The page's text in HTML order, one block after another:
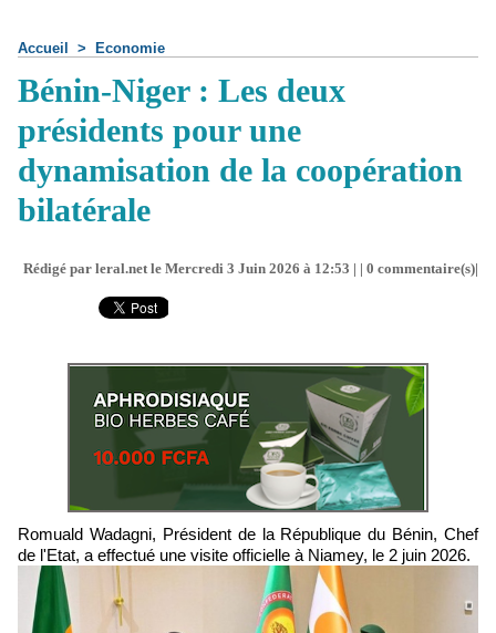
Accueil > Economie
Bénin-Niger : Les deux
présidents pour une
dynamisation de la coopération
bilatérale
Rédigé par leral.net le Mercredi 3 Juin 2026 à 12:53 | | 0 commentaire(s)|
Romuald Wadagni, Président de la République du Bénin, Chef
de l'Etat, a effectué une visite officielle à Niamey, le 2 juin 2026.